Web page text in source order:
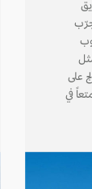
على
في